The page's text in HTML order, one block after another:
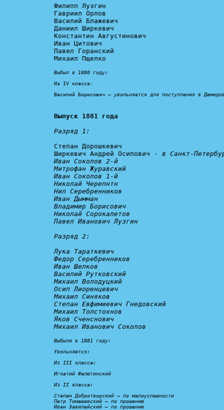
Филипп Лузгин
Гавриил Орлов
Василий Блажевич
Даниил Ширкевич
Константин Августинович
Иван Цитович
Павел Горанский
Михаил Пщелко
Выбыл в 1880 году:
Из IV класса:
Василий Борисович – увольняется для поступления в
Выпуск 1881 года
Разряд 1:
Степан Дорошкевич
Ширкевич Андрей Осипович - в Санкт-
Иван Соколов 2-й
Митрофан Журавский
Иван Соколов 1-й
Николай Черепнтн
Нил Серебренников
Иван Дымман
Владимир Борисович
Николай Сорокалетов
Павел Иванович Лузгин
Разряд 2:
Лука Тараткевич
Федор Серебренников
Иван Шелков
Василий Рутковский
Михаил Володуцкий
Осип Лиоренцевич
Михаил Синяков
Степан Евфимиевич Гнедовский
Михаил Толстохнов
Яков Сченснович
Михаил Иванович Соколов
Выбыли в 1881 году:
Увольняются:
Из III класса:
Игнатий Фалютинский
Из II класса:
Степан Добротворский – по малоуспешности
Петр Томашевский – по прошению
Иван Завилейский – по прошению